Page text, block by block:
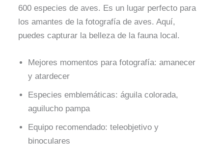
600 especies de aves. Es un lugar perfecto para
los amantes de la fotografía de aves. Aquí,
puedes capturar la belleza de la fauna local.
Mejores momentos para fotografía: amanecer
y atardecer
Especies emblemáticas: águila colorada,
aguilucho pampa
Equipo recomendado: teleobjetivo y
binoculares